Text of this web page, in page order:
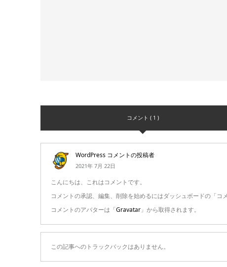
コメント ( 1 )
WordPress コメントの投稿者
2021年 7月 22日
こんにちは、これはコメントです。
コメントの承認、編集、削除を始めるにはダッシュボードの「コ
コメントのアバターは「Gravatar 」から取得されます。
この記事へのトラックバックはありません。